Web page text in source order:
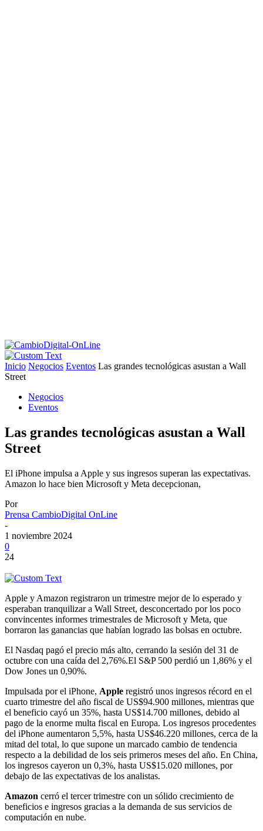
Inicio Negocios Eventos Las grandes tecnológicas asustan a Wall
Street
Negocios
Eventos
Las grandes tecnológicas asustan a Wall
Street
El iPhone impulsa a Apple y sus ingresos superan las expectativas.
Amazon lo hace bien Microsoft y Meta decepcionan,
Por
Prensa CambioDigital OnLine
-
1 noviembre 2024
0
24
Apple y Amazon registraron un trimestre mejor de lo esperado y
esperaban tranquilizar a Wall Street, desconcertado por los poco
convincentes informes trimestrales de Microsoft y Meta, que
borraron las ganancias que habían logrado las bolsas en octubre.
El Nasdaq pagó el precio más alto, cerrando la sesión del 31 de
octubre con una caída del 2,76%.El S&P 500 perdió un 1,86% y el
Dow Jones un 0,90%.
Impulsada por el iPhone, Apple registró unos ingresos récord en el
cuarto trimestre del año fiscal de US$94.900 millones, mientras que
el beneficio cayó un 35%, hasta US$14.700 millones, debido al
pago de la enorme multa fiscal en Europa. Los ingresos procedentes
del iPhone aumentaron 5,5%, hasta US$46.220 millones, cerca de la
mitad del total, lo que supone un marcado cambio de tendencia
respecto a la debilidad de los seis primeros meses del año. En China,
los ingresos cayeron un 0,3%, hasta US$15.020 millones, por
debajo de las expectativas de los analistas.
Amazon cerró el tercer trimestre con un sólido crecimiento de
beneficios e ingresos gracias a la demanda de sus servicios de
computación en nube.